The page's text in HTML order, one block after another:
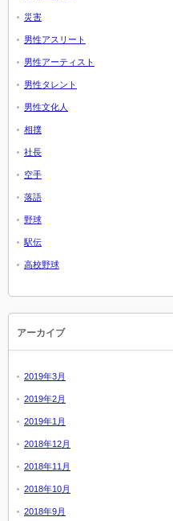
災害
男性アスリート
男性アーティスト
男性タレント
男性文化人
相撲
社長
空手
落語
野球
駅伝
高校野球
アーカイブ
2019年3月
2019年2月
2019年1月
2018年12月
2018年11月
2018年10月
2018年9月